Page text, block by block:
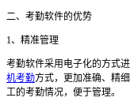
二、考勤软件的优势
1、精准管理
考勤软件采用电子化的方式
机考勤方式，更加准确、精
工的考勤情况，便于管理。